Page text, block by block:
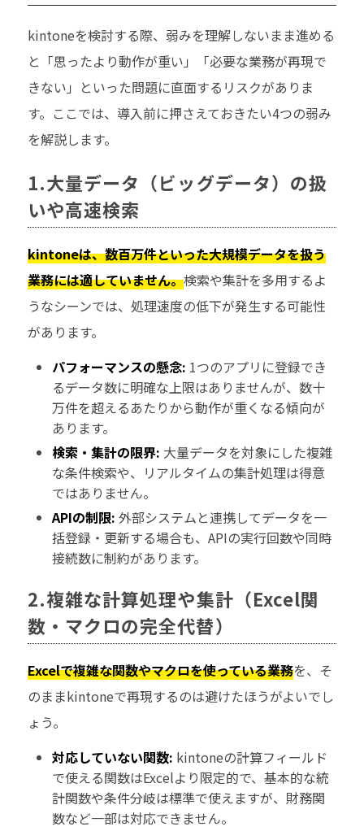
kintoneを検討する際、弱みを理解しないまま進める
と「思ったより動作が重い」「必要な業務が再現で
きない」といった問題に直面するリスクがありま
す。ここでは、導入前に押さえておきたい4つの弱み
を解説します。
1.大量データ（ビッグデータ）の扱
いや高速検索
kintoneは、数百万件といった大規模データを扱う
業務には適していません。検索や集計を多用するよ
うなシーンでは、処理速度の低下が発生する可能性
があります。
パフォーマンスの懸念: 1つのアプリに登録でき
るデータ数に明確な上限はありませんが、数十
万件を超えるあたりから動作が重くなる傾向が
あります。
検索・集計の限界: 大量データを対象にした複雑
な条件検索や、リアルタイムの集計処理は得意
ではありません。
APIの制限: 外部システムと連携してデータを一
括登録・更新する場合も、APIの実行回数や同時
接続数に制約があります。
2.複雑な計算処理や集計（Excel関
数・マクロの完全代替）
Excelで複雑な関数やマクロを使っている業務を、そ
のままkintoneで再現するのは避けたほうがよいでし
ょう。
対応していない関数: kintoneの計算フィールド
で使える関数はExcelより限定的で、基本的な統
計関数や条件分岐は標準で使えますが、財務関
数など一部は対応できません。